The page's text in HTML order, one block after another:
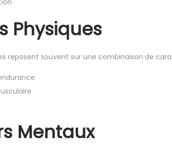
Physiques
reposent souvent sur une combinaison de
Mentaux